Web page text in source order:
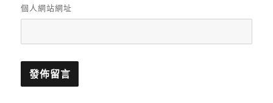
個人網站網址